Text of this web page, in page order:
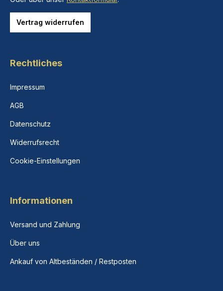
Vertrag widerrufen
Rechtliches
Impressum
AGB
Datenschutz
Widerrufsrecht
Cookie-Einstellungen
Informationen
Versand und Zahlung
Über uns
Ankauf von Altbeständen / Restposten